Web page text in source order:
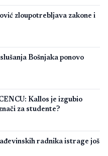
zloupotrebljava zakone i
Bošnjaka ponovo
Kallos je izgubio
za studente?
radnika istrage još